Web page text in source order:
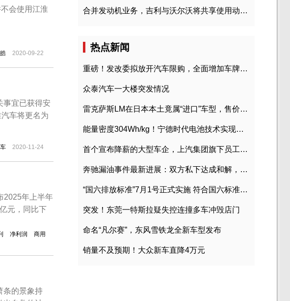
会使用江淮
2020-09-22
事宜已获得安
车将更名为
2020-11-24
2025年上半年
元，同比下
净利润
商用
条的景象持
合并发动机业务，吉利与沃尔沃将共享使用动力总成
热点新闻
重磅！发改委拟放开汽车限购，全面增加车牌指标
众泰汽车一大楼突发情况
雷克萨斯LM在日本本土竟属“进口”车型，售价2580万日元
能量密度304Wh/kg！宁德时代电池技术实现突破
首个宣布降薪的大型车企，上汽集团旗下员工降薪文件曝光
奔驰漏油事件最新进展：双方私下达成和解，工商已介入调查
“国六排放标准”7月1号正式实施 符合国六标准车型目录一览
突发！东莞一特斯拉疑失控连撞多车冲毁店门
命名“凡尔赛”，东风雪铁龙全新车型发布
销量不及预期！大众新车直降4万元